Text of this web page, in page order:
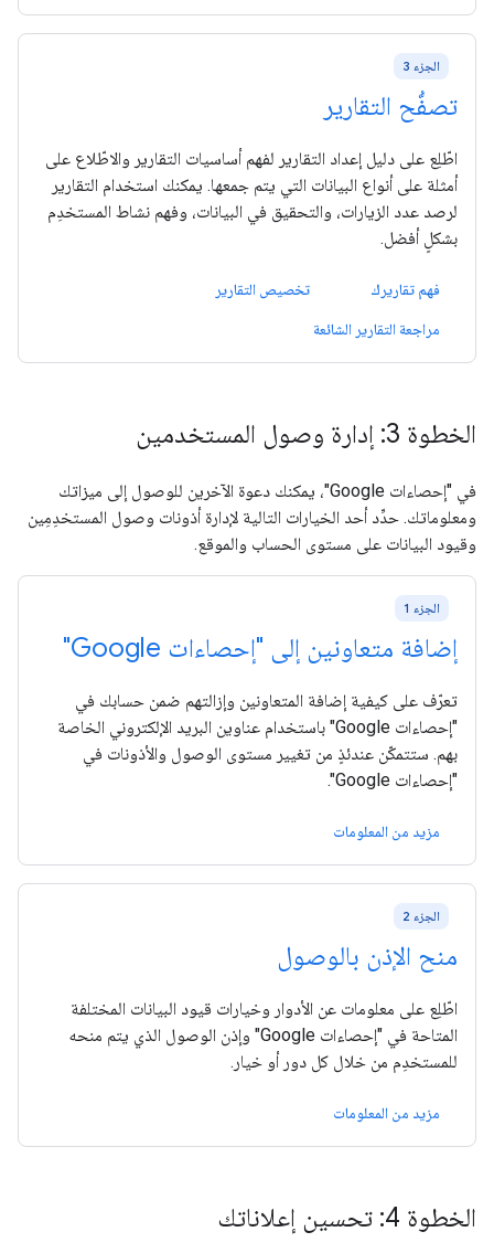
الجزء 3
تصفُّح التقارير
اطّلِع على دليل إعداد التقارير لفهم أساسيات التقارير والاطّلاع على
أمثلة على أنواع البيانات التي يتم جمعها. يمكنك استخدام التقارير
لرصد عدد الزيارات، والتحقيق في البيانات، وفهم نشاط المستخدِم
بشكلٍ أفضل.
فهم تقاريرك
تخصيص التقارير
مراجعة التقارير الشائعة
الخطوة 3: إدارة وصول المستخدمين
في "إحصاءات Google"، يمكنك دعوة الآخرين للوصول إلى ميزاتك
ومعلوماتك. حدِّد أحد الخيارات التالية لإدارة أذونات وصول المستخدِمِين
وقيود البيانات على مستوى الحساب والموقع.
الجزء 1
إضافة متعاونين إلى "إحصاءات Google"
تعرّف على كيفية إضافة المتعاونين وإزالتهم ضمن حسابك في
"إحصاءات Google" باستخدام عناوين البريد الإلكتروني الخاصة
بهم. ستتمكّن عندئذٍ من تغيير مستوى الوصول والأذونات في
"إحصاءات Google".
مزيد من المعلومات
الجزء 2
منح الإذن بالوصول
اطّلِع على معلومات عن الأدوار وخيارات قيود البيانات المختلفة
المتاحة في "إحصاءات Google" وإذن الوصول الذي يتم منحه
للمستخدِم من خلال كل دور أو خيار.
مزيد من المعلومات
الخطوة 4: تحسين إعلاناتك